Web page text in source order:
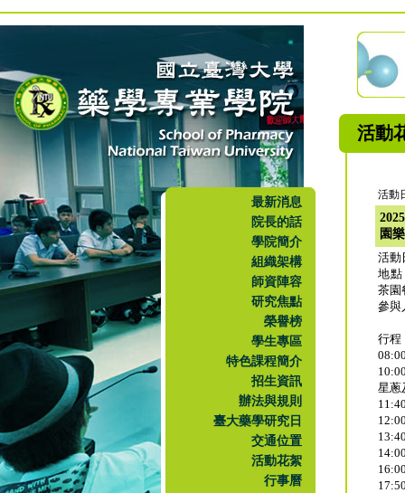
最新消息
院長的話
學院簡介
組織架構
師資陣容
研究焦點
榮譽榜
學生專區
特色課程簡介
招生資訊
辦法與規則
臺大藥學研究日
交通位置
活動花絮
行事曆
活動
活動
園
活動
地點
茶園
參與
行程
星蔥